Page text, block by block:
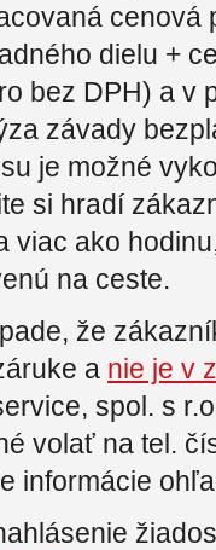
cenová
dielu +
bez DPH) a v
závady
je možné
si hradí
viac ako
na ceste.
že
a nie je v
spol. s
volať na tel.
informácie